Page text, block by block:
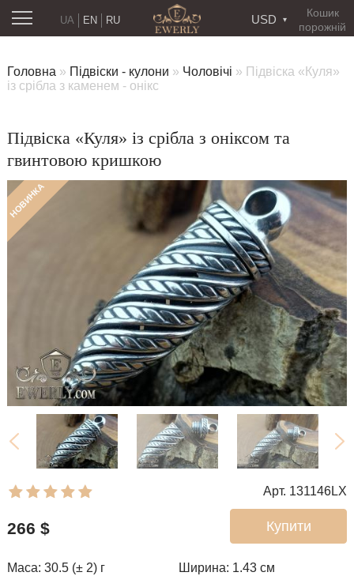
Кошик
порожній
USD
RU
UA EN
Головна » Підвіски - кулони » Чоловічі » Підвіска «Куля»
із срібла з каменем - онікс
Підвіска «Куля» із срібла з оніксом та
гвинтовою кришкою
НОВИНКА
Арт. 131146LX
Купити
266 $
Маса: 30.5 (± 2) г Ширина: 1.43 см